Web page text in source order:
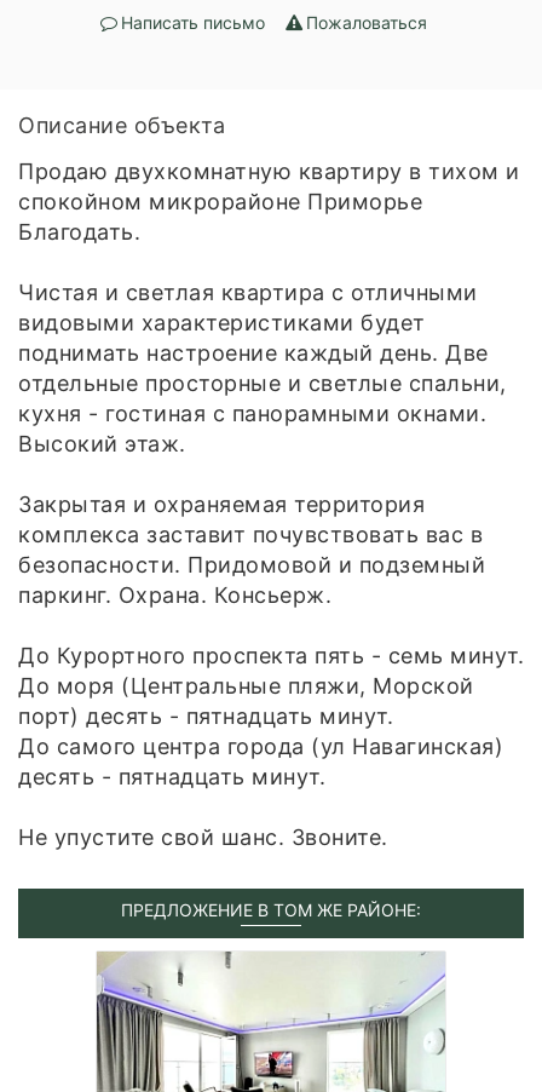
Написать письмо Пожаловаться
Описание объекта
Продаю двухкомнатную квартиру в тихом и
спокойном микрорайоне Приморье
Благодать.
Чистая и светлая квартира с отличными
видовыми характеристиками будет
поднимать настроение каждый день. Две
отдельные просторные и светлые спальни,
кухня - гостиная с панорамными окнами.
Высокий этаж.
Закрытая и охраняемая территория
комплекса заставит почувствовать вас в
безопасности. Придомовой и подземный
паркинг. Охрана. Консьерж.
До Курортного проспекта пять - семь минут.
До моря (Центральные пляжи, Морской
порт) десять - пятнадцать минут.
До самого центра города (ул Навагинская)
десять - пятнадцать минут.
Не упустите свой шанс. Звоните.
ПРЕДЛОЖЕНИЕ В ТОМ ЖЕ РАЙОНЕ: